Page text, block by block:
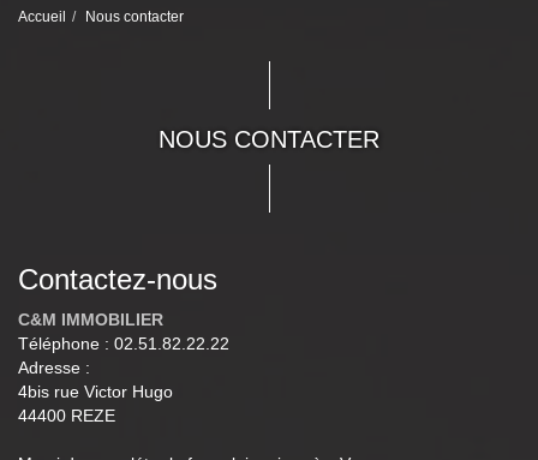
Accueil Nous contacter
NOUS CONTACTER
Contactez-nous
C&M IMMOBILIER
Téléphone : 02.51.82.22.22
Adresse :
4bis rue Victor Hugo
44400 REZE